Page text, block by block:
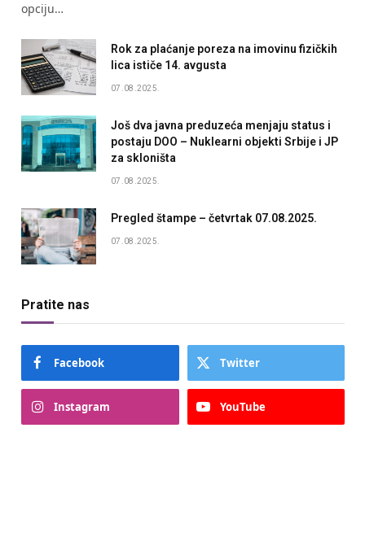
opciju…
Rok za plaćanje poreza na imovinu fizičkih
lica ističe 14. avgusta
07.08.2025.
Još dva javna preduzeća menjaju status i
postaju DOO – Nuklearni objekti Srbije i JP
za skloništa
07.08.2025.
Pregled štampe – četvrtak 07.08.2025.
07.08.2025.
Pratite nas
Facebook Twitter
Instagram YouTube